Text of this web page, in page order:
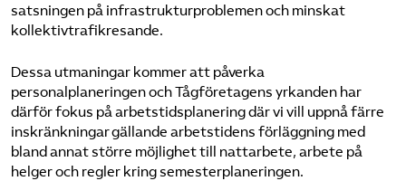
satsningen på infrastrukturproblemen och minskat
kollektivtrafikresande.
Dessa utmaningar kommer att påverka
personalplaneringen och Tågföretagens yrkanden har
därför fokus på arbetstidsplanering där vi vill uppnå färre
inskränkningar gällande arbetstidens förläggning med
bland annat större möjlighet till nattarbete, arbete på
helger och regler kring semesterplaneringen.